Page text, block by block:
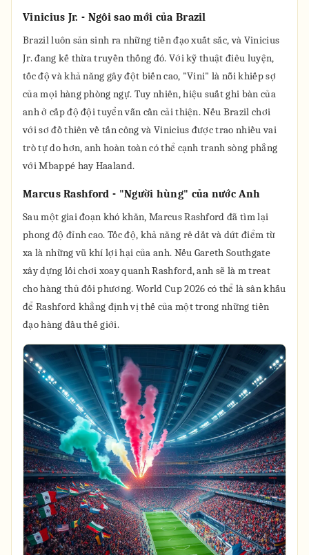
Vinicius Jr. - Ngôi sao mới của Brazil
Brazil luôn sản sinh ra những tiền đạo xuất sắc, và Vinicius
Jr. đang kế thừa truyền thống đó. Với kỹ thuật điêu luyện,
tốc độ và khả năng gây đột biến cao, "Vini" là nỗi khiếp sợ
của mọi hàng phòng ngự. Tuy nhiên, hiệu suất ghi bàn của
anh ở cấp độ đội tuyển vẫn cần cải thiện. Nếu Brazil chơi
với sơ đồ thiên về tấn công và Vinicius được trao nhiều vai
trò tự do hơn, anh hoàn toàn có thể cạnh tranh sòng phẳng
với Mbappé hay Haaland.
Marcus Rashford - "Người hùng" của nước Anh
Sau một giai đoạn khó khăn, Marcus Rashford đã tìm lại
phong độ đỉnh cao. Tốc độ, khả năng rê dắt và dứt điểm từ
xa là những vũ khí lợi hại của anh. Nếu Gareth Southgate
xây dựng lối chơi xoay quanh Rashford, anh sẽ là m treat
cho hàng thủ đối phương. World Cup 2026 có thể là sân khấu
để Rashford khẳng định vị thế của một trong những tiền
đạo hàng đầu thế giới.